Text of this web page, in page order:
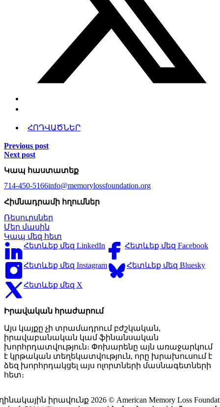
ՀՈԴՎԱԾՆԵՐ
Previous post
Next post
Հիմնադրամի հղումներ
Ռեսուրսներ
Մեր մասին
Կապ մեզ հետ
Հետևեք մեզ LinkedIn
Հետևեք մեզ Facebook
Հետևեք մեզ Instagram Հետևեք մեզ Bluesky
Հետևեք մեզ X
Կապ հաստատեք
714-450-5166info@memorylossfoundation.org
Իրավական հրաժարում
Այս կայքը չի տրամադրում բժշկական,
իրավաբանական կամ ֆինանսական
խորհրդատվություն։ Փոխարենը այն առաջարկում
է կրթական տեղեկատվություն, որը խրախուսում է
ձեզ խորհրդակցել այս ոլորտների մասնագետների
հետ։
իրավունք 2026 © American Memory Loss